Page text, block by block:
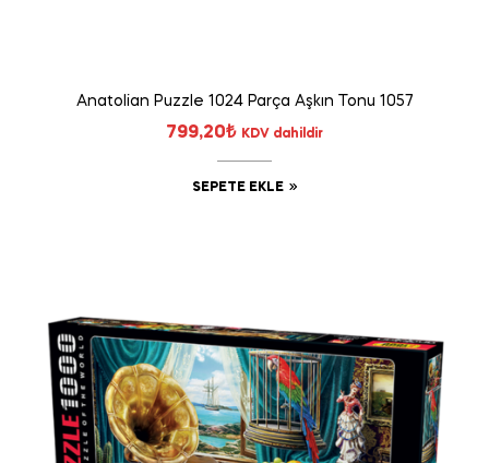
Anatolian Puzzle 1024 Parça Aşkın Tonu 1057
799,20₺ KDV dahildir
SEPETE EKLE